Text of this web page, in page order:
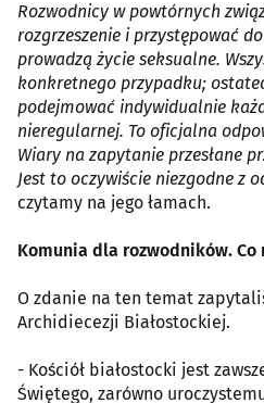
Rozwodnicy w powtórnych
rozgrzeszenie i przystępować
prowadzą życie seksualne.
konkretnego przypadku;
podejmować indywidualnie
nieregularnej. To oficjalna
Wiary na zapytanie przesłane
Jest to oczywiście niezgodne z
czytamy na jego łamach.
Komunia dla rozwodników. Co
O zdanie na ten temat
Archidiecezji Białostockiej.
- Kościół białostocki jest
Świętego, zarówno